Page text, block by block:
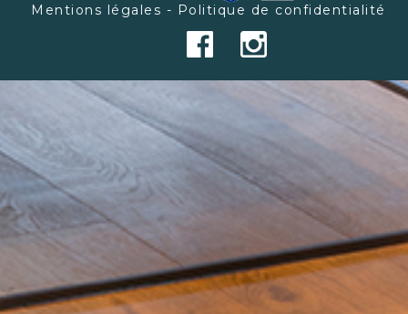
Mentions légales - Politique de confidentialité